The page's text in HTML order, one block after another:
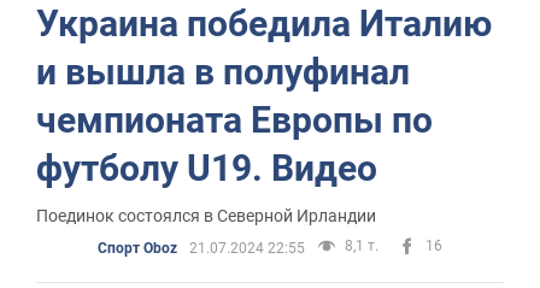
Украина победила Италию
и вышла в полуфинал
чемпионата Европы по
футболу U19. Видео
Поединок состоялся в Северной Ирландии
Спорт Oboz 21.07.2024 22:55 8,1 т. 16